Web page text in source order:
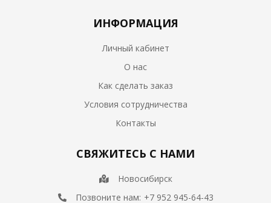
ИНФОРМАЦИЯ
Личный кабинет
О нас
Как сделать заказ
Условия сотрудничества
Контакты
СВЯЖИТЕСЬ С НАМИ
Новосибирск
Позвоните нам: +7 952 945-64-43